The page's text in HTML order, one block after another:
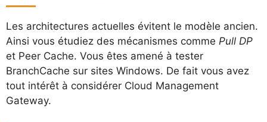
Les architectures actuelles évitent le modèle ancien.
Ainsi vous étudiez des mécanismes comme Pull DP
et Peer Cache. Vous êtes amené à tester
BranchCache sur sites Windows. De fait vous avez
tout intérêt à considérer Cloud Management
Gateway.